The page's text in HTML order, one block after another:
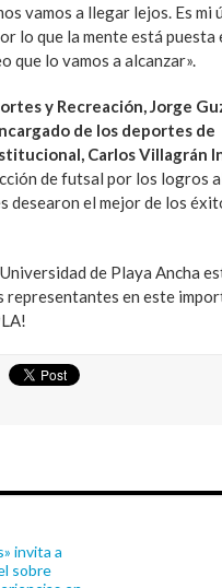
vamos a llegar lejos. Es mi
lo que la mente está puesta
que lo vamos a alcanzar».
y Recreación, Jorge
de los deportes de
Carlos Villagrán
de futsal por los logros
desearon el mejor de los
de Playa Ancha
representantes en este
invita a
sobre